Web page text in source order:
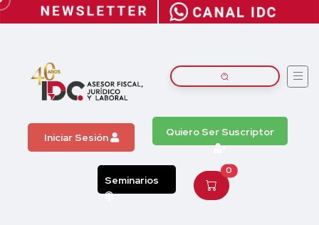
Iniciar Sesión Quiero Ser Suscriptor
Seminarios
0